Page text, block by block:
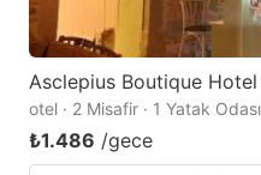
Asclepius Boutique
otel · 2 Misafir · 1 Yatak Odası
₺1.486 /gece